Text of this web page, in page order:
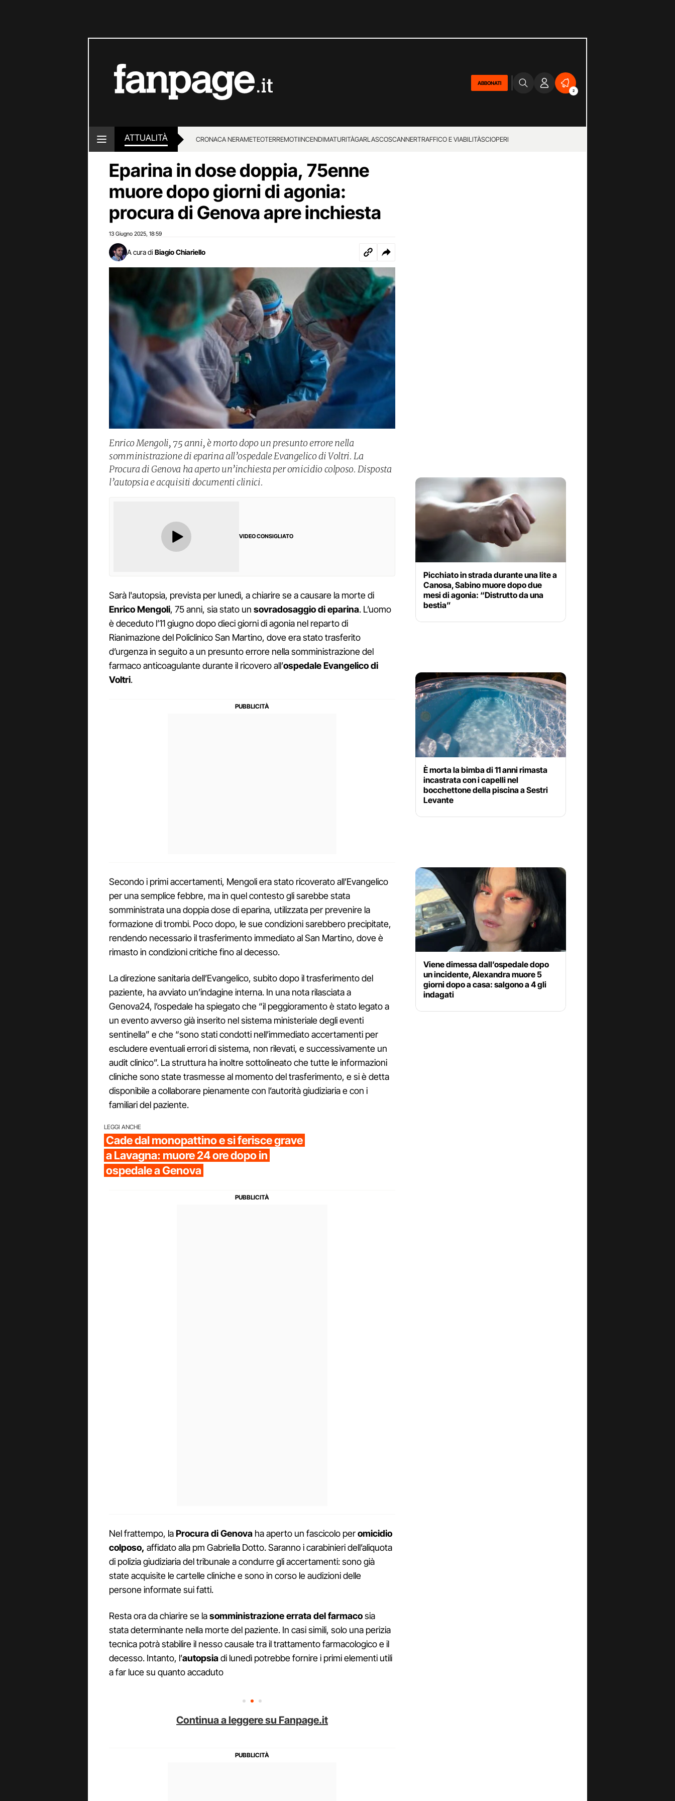
ABBONATI
2
ATTUALITÀ CRONACA NERAMETEOTERREMOTIINCENDIMATURITÀGARLASCOSCANNERTRAFFICO E VIABILITÀSCIOPERI
LOTTO E SUPERENALOTTO
Eparina in dose doppia, 75enne
muore dopo giorni di agonia:
procura di Genova apre inchiesta
13 Giugno 2025 18:59
A cura di Biagio Chiariello
Enrico Mengoli, 75 anni, è morto dopo un presunto errore nella
somministrazione di eparina all’ospedale Evangelico di Voltri. La
Procura di Genova ha aperto un’inchiesta per omicidio colposo. Disposta
l’autopsia e acquisiti documenti clinici.
VIDEO CONSIGLIATO
Sarà l'autopsia, prevista per lunedì, a chiarire se a causare la morte di
Enrico Mengoli, 75 anni, sia stato un sovradosaggio di eparina. L’uomo
è deceduto l’11 giugno dopo dieci giorni di agonia nel reparto di
Rianimazione del Policlinico San Martino, dove era stato trasferito
d’urgenza in seguito a un presunto errore nella somministrazione del
farmaco anticoagulante durante il ricovero all’ospedale Evangelico di
Voltri.
Secondo i primi accertamenti, Mengoli era stato ricoverato all’Evangelico
per una semplice febbre, ma in quel contesto gli sarebbe stata
somministrata una doppia dose di eparina, utilizzata per prevenire la
formazione di trombi. Poco dopo, le sue condizioni sarebbero precipitate,
rendendo necessario il trasferimento immediato al San Martino, dove è
rimasto in condizioni critiche fino al decesso.
La direzione sanitaria dell’Evangelico, subito dopo il trasferimento del
paziente, ha avviato un’indagine interna. In una nota rilasciata a
Genova24, l’ospedale ha spiegato che “il peggioramento è stato legato a
un evento avverso già inserito nel sistema ministeriale degli eventi
sentinella” e che “sono stati condotti nell’immediato accertamenti per
escludere eventuali errori di sistema, non rilevati, e successivamente un
audit clinico”. La struttura ha inoltre sottolineato che tutte le informazioni
cliniche sono state trasmesse al momento del trasferimento, e si è detta
disponibile a collaborare pienamente con l’autorità giudiziaria e con i
familiari del paziente.
LEGGI ANCHE
Cade dal monopattino e si ferisce grave
a Lavagna: muore 24 ore dopo in
ospedale a Genova
Nel frattempo, laProcura di Genova ha aperto un fascicolo peromicidio
colposo, affidato alla pm Gabriella Dotto. Saranno i carabinieri dell’aliquota
di polizia giudiziaria del tribunale a condurre gli accertamenti: sono già
state acquisite le cartelle cliniche e sono in corso le audizioni delle
persone informate sui fatti.
Resta ora da chiarire se lasomministrazione errata del farmacosia
stata determinante nella morte del paziente. In casi simili, solo una perizia
tecnica potrà stabilire il nesso causale tra il trattamento farmacologico e il
decesso. Intanto, l’autopsiadi lunedì potrebbe fornire i primi elementi utili
a far luce su quanto accaduto
Continua a leggere su Fanpage.it
Picchiato in strada durante una lite a
Canosa, Sabino muore dopo due
mesi di agonia: “Distrutto da una
bestia”
È morta la bimba di 11 anni rimasta
incastrata con i capelli nel
bocchettone della piscina a Sestri
Levante
Viene dimessa dall’ospedale dopo
un incidente, Alexandra muore 5
giorni dopo a casa: salgono a 4 gli
indagati